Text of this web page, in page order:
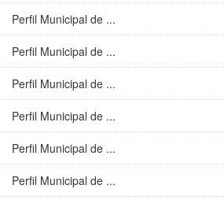
Perfil Municipal de ...
Perfil Municipal de ...
Perfil Municipal de ...
Perfil Municipal de ...
Perfil Municipal de ...
Perfil Municipal de ...